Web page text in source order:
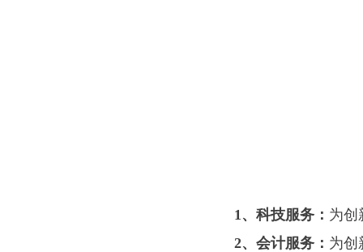
1、 科技服务： 为创
2、 会计服务： 为创